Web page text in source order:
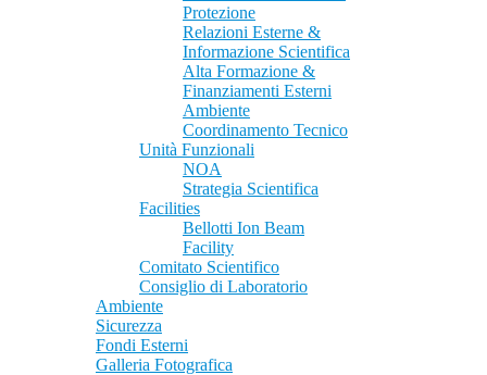
Protezione
Relazioni Esterne &
Informazione Scientifica
Alta Formazione &
Finanziamenti Esterni
Ambiente
Coordinamento Tecnico
Unità Funzionali
NOA
Strategia Scientifica
Facilities
Bellotti Ion Beam
Facility
Comitato Scientifico
Consiglio di Laboratorio
Ambiente
Sicurezza
Fondi Esterni
Galleria Fotografica